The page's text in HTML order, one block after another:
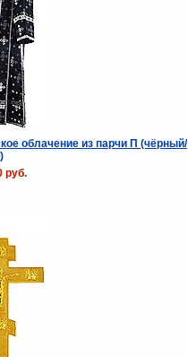
облачение из парчи П (чёрный/
руб.